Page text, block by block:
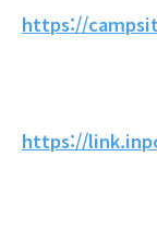
https://
https://